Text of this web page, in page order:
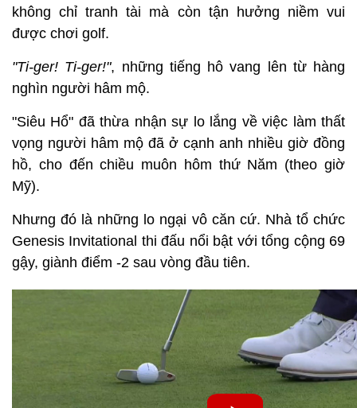
không chỉ tranh tài mà còn tận hưởng niềm vui
được chơi golf.
"Ti-ger! Ti-ger!", những tiếng hô vang lên từ hàng
nghìn người hâm mộ.
"Siêu Hổ" đã thừa nhận sự lo lắng về việc làm thất
vọng người hâm mộ đã ở cạnh anh nhiều giờ đồng
hồ, cho đến chiều muôn hôm thứ Năm (theo giờ
Mỹ).
Nhưng đó là những lo ngại vô căn cứ. Nhà tổ chức
Genesis Invitational thi đấu nổi bật với tổng cộng 69
gậy, giành điểm -2 sau vòng đầu tiên.